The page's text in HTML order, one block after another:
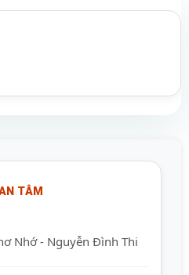
TÂM
Nhớ - Nguyễn Đình Thi